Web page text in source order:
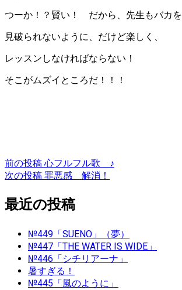
つーか！？賢い！ だから、先生もバカを
見破られないように、だけど楽しく、
レッスンしなければならない！
そこがムズイところだ！！！
投
稿
ナ
ビ
ゲ
前の投稿 心フルフル歌 ♪
次の投稿 罪悪感 解消！
最近の投稿
№449「SUENO」（夢）
№447「THE WATER IS WIDE」
№446「シチリアーナ」
暑すぎる！
№445「風のように」